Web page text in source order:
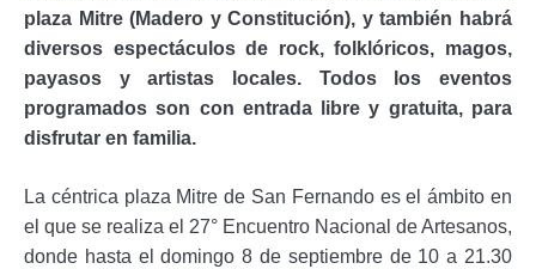
plaza Mitre (Madero y Constitución), y también habrá
diversos espectáculos de rock, folklóricos, magos,
payasos y artistas locales. Todos los eventos
programados son con entrada libre y gratuita, para
disfrutar en familia.
La céntrica plaza Mitre de San Fernando es el ámbito en
el que se realiza el 27° Encuentro Nacional de Artesanos,
donde hasta el domingo 8 de septiembre de 10 a 21.30